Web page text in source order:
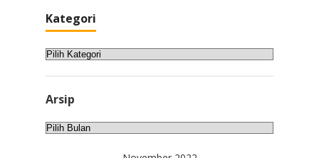
Kategori
Kategori
Arsip
Arsip